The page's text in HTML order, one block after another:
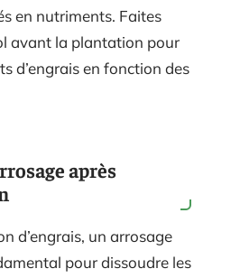
en nutriments. Faites
avant la plantation pour
d’engrais en fonction des
après
d’engrais, un arrosage
pour dissoudre les